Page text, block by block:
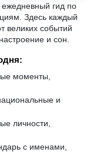
гид по
Здесь каждый
великих событий
и сон.
моменты,
и
личности,
с именами,